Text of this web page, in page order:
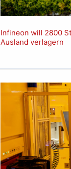
Infineon will 2800
Ausland verlagern